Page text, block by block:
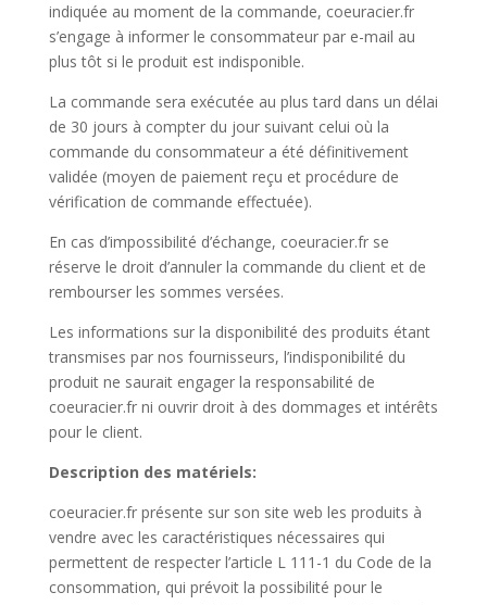
indiquée au moment de la commande, coeuracier.fr
s’engage à informer le consommateur par e-mail au
plus tôt si le produit est indisponible.
La commande sera exécutée au plus tard dans un délai
de 30 jours à compter du jour suivant celui où la
commande du consommateur a été définitivement
validée (moyen de paiement reçu et procédure de
vérification de commande effectuée).
En cas d’impossibilité d’échange, coeuracier.fr se
réserve le droit d’annuler la commande du client et de
rembourser les sommes versées.
Les informations sur la disponibilité des produits étant
transmises par nos fournisseurs, l’indisponibilité du
produit ne saurait engager la responsabilité de
coeuracier.fr ni ouvrir droit à des dommages et intérêts
pour le client.
Description des matériels:
coeuracier.fr présente sur son site web les produits à
vendre avec les caractéristiques nécessaires qui
permettent de respecter l’article L 111-1 du Code de la
consommation, qui prévoit la possibilité pour le